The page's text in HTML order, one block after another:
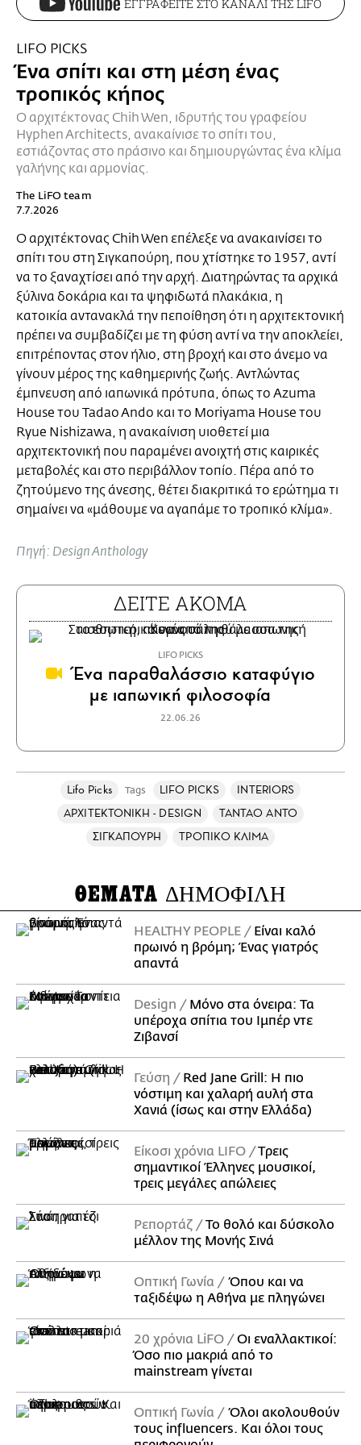
ΕΓΓΡΑΦΕΙΤΕ ΣΤΟ ΚΑΝΑΛΙ ΤΗΣ LIFO
LIFO PICKS
Ένα σπίτι και στη μέση ένας
τροπικός κήπος
Ο αρχιτέκτονας Chih Wen, ιδρυτής του γραφείου
Hyphen Architects, ανακαίνισε το σπίτι του,
εστιάζοντας στο πράσινο και δημιουργώντας ένα κλίμα
γαλήνης και αρμονίας.
The LiFO team
7.7.2026
Ο αρχιτέκτονας Chih Wen επέλεξε να ανακαινίσει το
σπίτι του στη Σιγκαπούρη, που χτίστηκε το 1957, αντί
να το ξαναχτίσει από την αρχή. Διατηρώντας τα αρχικά
ξύλινα δοκάρια και τα ψηφιδωτά πλακάκια, η
κατοικία αντανακλά την πεποίθηση ότι η αρχιτεκτονική
πρέπει να συμβαδίζει με τη φύση αντί να την αποκλείει,
επιτρέποντας στον ήλιο, στη βροχή και στο άνεμο να
γίνουν μέρος της καθημερινής ζωής. Αντλώντας
έμπνευση από ιαπωνικά πρότυπα, όπως το Azuma
House του Tadao Ando και το Moriyama House του
Ryue Nishizawa, η ανακαίνιση υιοθετεί μια
αρχιτεκτονική που παραμένει ανοιχτή στις καιρικές
μεταβολές και στο περιβάλλον τοπίο. Πέρα από το
ζητούμενο της άνεσης, θέτει διακριτικά το ερώτημα τι
σημαίνει να «μάθουμε να αγαπάμε το τροπικό κλίμα».
Πηγή: Design Anthology
ΔΕΙΤΕ ΑΚΟΜΑ
LIFO PICKS
Ένα παραθαλάσσιο καταφύγιο
με ιαπωνική φιλοσοφία
22.06.26
Lifo Picks Tags LIFO PICKS
INTERIORS
ΑΡΧΙΤΕΚΤΟΝΙΚΗ - DESIGN
ΤΑΝΤΑΟ ΑΝΤΟ
ΣΙΓΚΑΠΟΥΡΗ
ΤΡΟΠΙΚΟ ΚΛΙΜΑ
ΘΕΜΑΤΑ ΔΗΜΟΦΙΛΗ
HEALTHY PEOPLE
Είναι καλό
πρωινό η βρόμη; Ένας γιατρός
απαντά
Design
Μόνο στα όνειρα: Τα
υπέροχα σπίτια του Ιμπέρ ντε
Ζιβανσί
Γεύση
Red Jane Grill: Η πιο
νόστιμη και χαλαρή αυλή στα
Χανιά (ίσως και στην Ελλάδα)
Είκοσι χρόνια LIFO
Tρεις
σημαντικοί Έλληνες μουσικοί,
τρεις μεγάλες απώλειες
Ρεπορτάζ
Το θολό και δύσκολο
μέλλον της Μονής Σινά
Οπτική Γωνία
Όπου και να
ταξιδέψω η Αθήνα με πληγώνει
20 χρόνια LiFO
Οι εναλλακτικοί:
Όσο πιο μακριά από το
mainstream γίνεται
Οπτική Γωνία
Όλοι ακολουθούν
τους influencers. Και όλοι τους